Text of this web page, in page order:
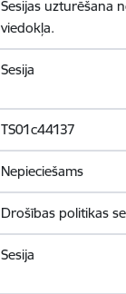
Sesijas uzturēšana
viedokļa.
Sesija
TS01c44137
Nepieciešams
Drošības politikas
Sesija